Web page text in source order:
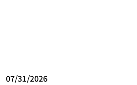
07/31/2026